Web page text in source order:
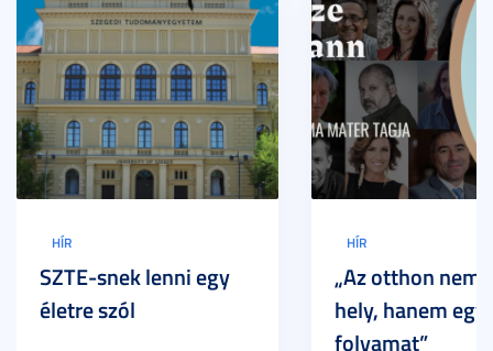
HÍR
SZTE-snek lenni egy
életre szól
HÍR
„Az otthon nem
hely, hanem egy
folyamat”